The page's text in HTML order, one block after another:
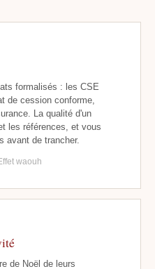
formalisés : les CSE
de cession conforme,
La qualité d'un
les références, et vous
avant de trancher.
waouh
de Noël de leurs